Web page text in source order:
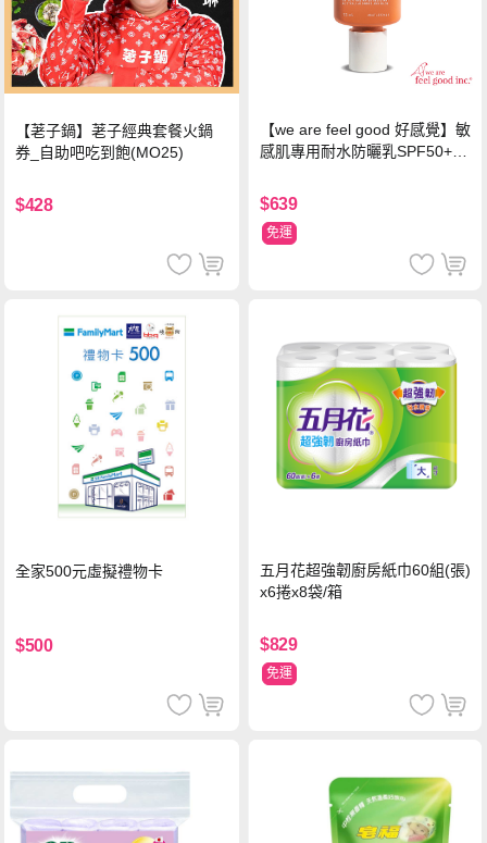
【荖子鍋】荖子經典套餐火鍋
券_自助吧吃到飽(MO25)
$428
【we are feel good 好感覺】敏
感肌專用耐水防曬乳SPF50+ 7
$639
免運
全家500元虛擬禮物卡
$500
五月花超強韌廚房紙巾60組(張)
x6捲x8袋/箱
$829
免運